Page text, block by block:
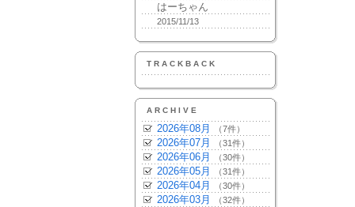
はーちゃん
2015/11/13
TRACKBACK
ARCHIVE
2026年08月 （7件）
2026年07月 （31件）
2026年06月 （30件）
2026年05月 （31件）
2026年04月 （30件）
2026年03月 （32件）